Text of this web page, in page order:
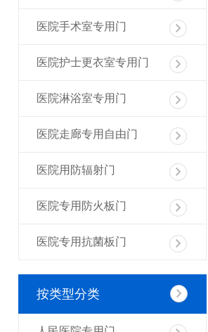
医院手术室专用门
医院护士更衣室专用门
医院淋浴室专用门
医院走廊专用自由门
医院用防辐射门
医院专用防火板门
医院专用抗菌板门
按类型分类